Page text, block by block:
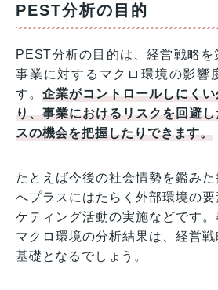
PEST分析の目的
PEST分析の目的は、経営戦略を
事業に対するマクロ環境の影響
す。企業がコントロールしにく
り、事業におけるリスクを回避
スの機会を把握したりできます。
たとえば今後の社会情勢を鑑み
へプラスにはたらく外部環境の
ケティング活動の実施などです
マクロ環境の分析結果は、経営
基礎となるでしょう。